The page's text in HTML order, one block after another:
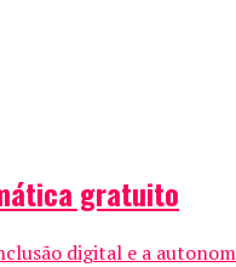
gratuito
digital e a